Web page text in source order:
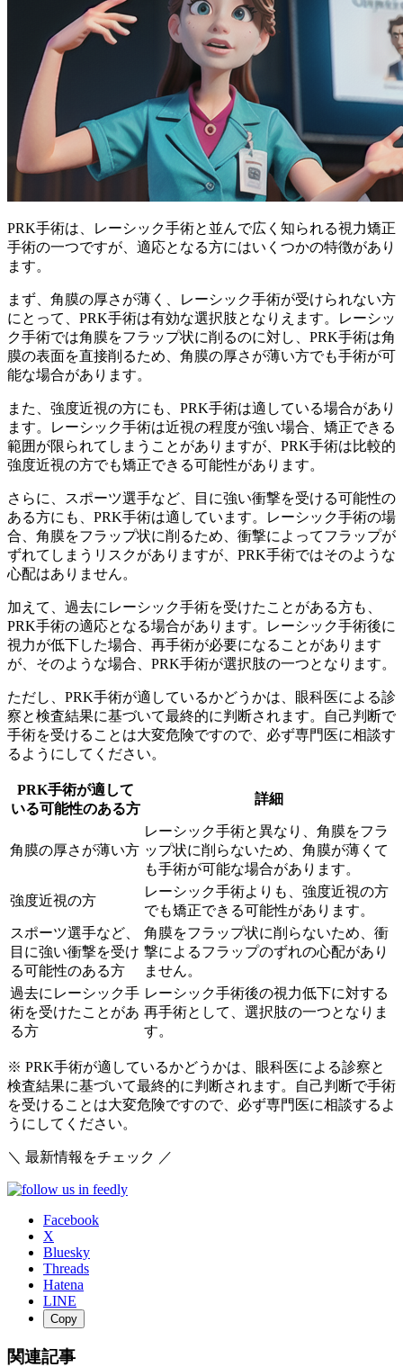
PRK手術は、レーシック手術と並んで広く知られる視力矯正
手術の一つですが、適応となる方にはいくつかの特徴があり
ます。
まず、 角膜の厚さが薄く、レーシック手術が受けられない方
にとって、PRK手術は有効な選択肢となりえます。レーシッ
ク手術では角膜をフラップ状に削るのに対し、PRK手術は角
膜の表面を直接削るため、角膜の厚さが薄い方でも手術が可
能な場合があります。
また、 強度近視の方にも、PRK手術は適している場合があり
ます。レーシック手術は近視の程度が強い場合、矯正できる
範囲が限られてしまうことがありますが、PRK手術は比較的
強度近視の方でも矯正できる可能性があります。
さらに、
スポーツ選手など、目に強い衝撃を受ける可能性の
ある方にも、PRK手術は適しています。レーシック手術の場
合、角膜をフラップ状に削るため、衝撃によってフラップが
ずれてしまうリスクがありますが、PRK手術ではそのような
心配はありません。
加えて、 過去にレーシック手術を受けたことがある方も、
PRK手術の適応となる場合があります。レーシック手術後に
視力が低下した場合、再手術が必要になることがあります
が、そのような場合、PRK手術が選択肢の一つとなります。
ただし、PRK手術が適しているかどうかは、
眼科医による診
察と検査結果に基づいて最終的に判断されます。自己判断で
手術を受けることは大変危険ですので、必ず専門医に相談す
るようにしてください。
PRK手術が適して
いる可能性のある方
詳細
角膜の厚さが薄い方
レーシック手術と異なり、角膜をフラ
ップ状に削らないため、角膜が薄くて
も手術が可能な場合があります。
強度近視の方
レーシック手術よりも、強度近視の方
でも矯正できる可能性があります。
スポーツ選手など、
目に強い衝撃を受け
る可能性のある方
角膜をフラップ状に削らないため、衝
撃によるフラップのずれの心配があり
ません。
過去にレーシック手
術を受けたことがあ
る方
レーシック手術後の視力低下に対する
再手術として、選択肢の一つとなりま
す。
※ PRK手術が適しているかどうかは、眼科医による診察と
検査結果に基づいて最終的に判断されます。自己判断で手術
を受けることは大変危険ですので、必ず専門医に相談するよ
うにしてください。
＼ 最新情報をチェック ／
Facebook
X
Bluesky
Threads
Hatena
LINE
Copy
関連記事